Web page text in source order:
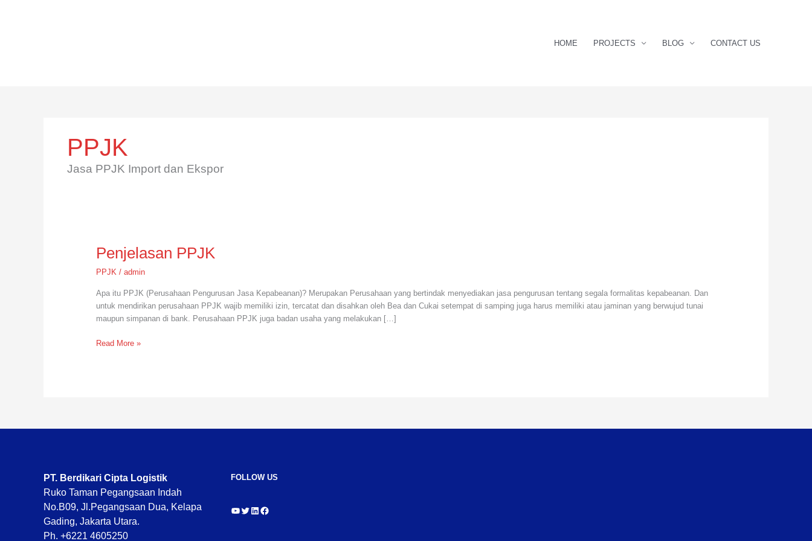
HOME
PROJECTS BLOG CONTACT US
PPJK
Jasa PPJK Import dan Ekspor
Penjelasan PPJK
PPJK / admin
Apa itu PPJK (Perusahaan Pengurusan Jasa Kepabeanan)? Merupakan Perusahaan yang bertindak menyediakan jasa pengurusan tentang segala formalitas kepabeanan. Dan
untuk mendirikan perusahaan PPJK wajib memiliki izin, tercatat dan disahkan oleh Bea dan Cukai setempat di samping juga harus memiliki atau jaminan yang berwujud tunai
maupun simpanan di bank. Perusahaan PPJK juga badan usaha yang melakukan […]
Penjelasan
Read More »
PT. Berdikari Cipta Logistik
Ruko Taman Pegangsaan Indah
No.B09, Jl.Pegangsaan Dua, Kelapa
Gading, Jakarta Utara.
Ph. +6221 4605250
FOLLOW US